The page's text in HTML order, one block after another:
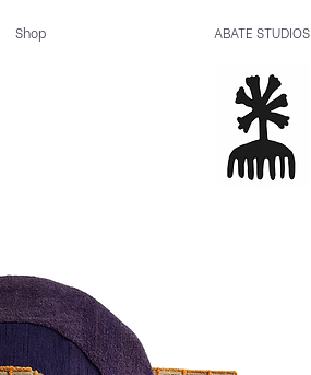
Shop ABATE STUDIOS